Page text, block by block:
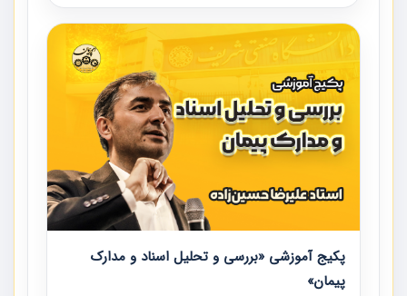
مدارک پیمان به همراه تجربیات عملی ارائه شده است.
پکیج آموزشی «بررسی و تحلیل اسناد و مدارک
پیمان»